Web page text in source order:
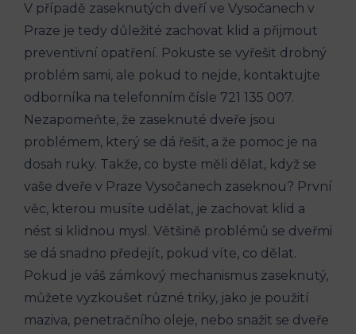
V případě zaseknutých dveří ve Vysočanech v
Praze je tedy důležité zachovat klid a přijmout
preventivní opatření. Pokuste se vyřešit drobný
problém sami, ale pokud to nejde, kontaktujte
odborníka na telefonním čísle 721 135 007.
Nezapomeňte, že zaseknuté dveře jsou
problémem, který se dá řešit, a že pomoc je na
dosah ruky. Takže, co byste měli dělat, když se
vaše dveře v Praze Vysočanech zaseknou? První
věc, kterou musíte udělat, je zachovat klid a
nést si klidnou mysl. Většině problémů se dveřmi
se dá snadno předejít, pokud víte, co dělat.
Pokud je váš zámkový mechanismus zaseknutý,
můžete vyzkoušet různé triky, jako je použití
maziva, penetračního oleje, nebo snažit se dveře